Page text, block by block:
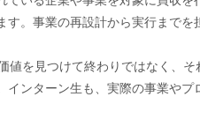
す。事業の再設計から実行までを
値を見つけて終わりではなく、
インターン生も、実際の事業や